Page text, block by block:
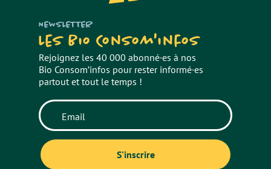
NEWSLETTER
Les Bio Consom'infos
Rejoignez les 40 000 abonné·es à nos
Bio Consom’infos pour rester informé·es
partout et tout le temps !